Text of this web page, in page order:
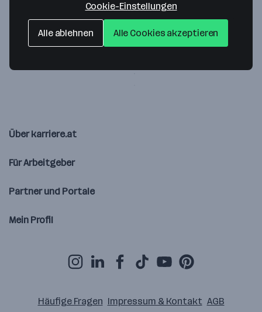
Americold Wien GmbH
Franzosengraben 20
Über karriere.at
Für Arbeitgeber
Partner und Portale
Mein Profil
Häufige Fragen Impressum & Kontakt AGB
Cookie-Einstellungen
Alle ablehnen Alle Cookies akzeptieren